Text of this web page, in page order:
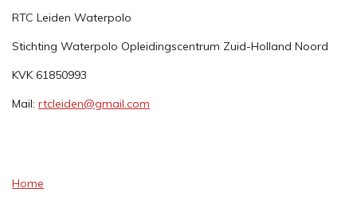
RTC Leiden Waterpolo
Stichting Waterpolo Opleidingscentrum Zuid-Holland Noord
KVK 61850993
Mail: rtcleiden@gmail.com
Home